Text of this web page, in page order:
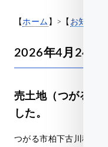
【ホーム 】>【 お知らせ
2026年4月24日(
売土地（つがる市
した。
つがる市柏下古川稲森の